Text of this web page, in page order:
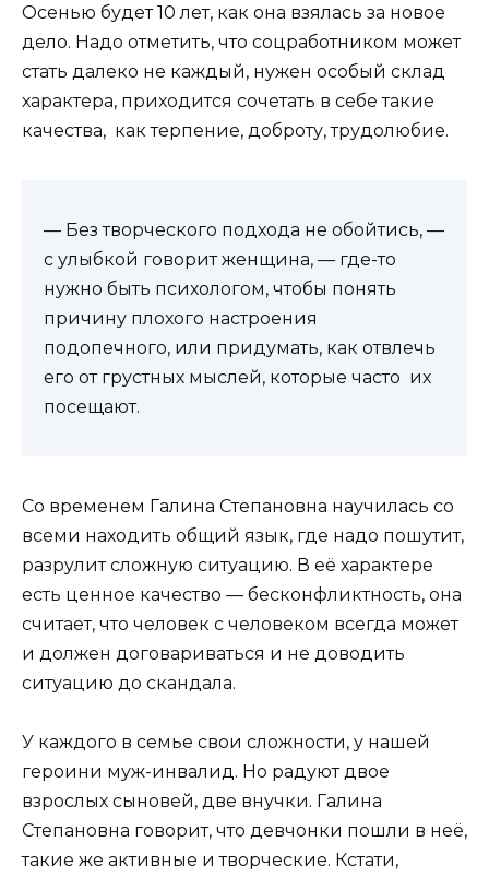
Осенью будет 10 лет, как она взялась за новое
дело. Надо отметить, что соцработником может
стать далеко не каждый, нужен особый склад
характера, приходится сочетать в себе такие
качества, как терпение, доброту, трудолюбие.
— Без творческого подхода не обойтись, —
с улыбкой говорит женщина, — где-то
нужно быть психологом, чтобы понять
причину плохого настроения
подопечного, или придумать, как отвлечь
его от грустных мыслей, которые часто их
посещают.
Со временем Галина Степановна научилась со
всеми находить общий язык, где надо пошутит,
разрулит сложную ситуацию. В её характере
есть ценное качество — бесконфликтность, она
считает, что человек с человеком всегда может
и должен договариваться и не доводить
ситуацию до скандала.
У каждого в семье свои сложности, у нашей
героини муж-инвалид. Но радуют двое
взрослых сыновей, две внучки. Галина
Степановна говорит, что девчонки пошли в неё,
такие же активные и творческие. Кстати,